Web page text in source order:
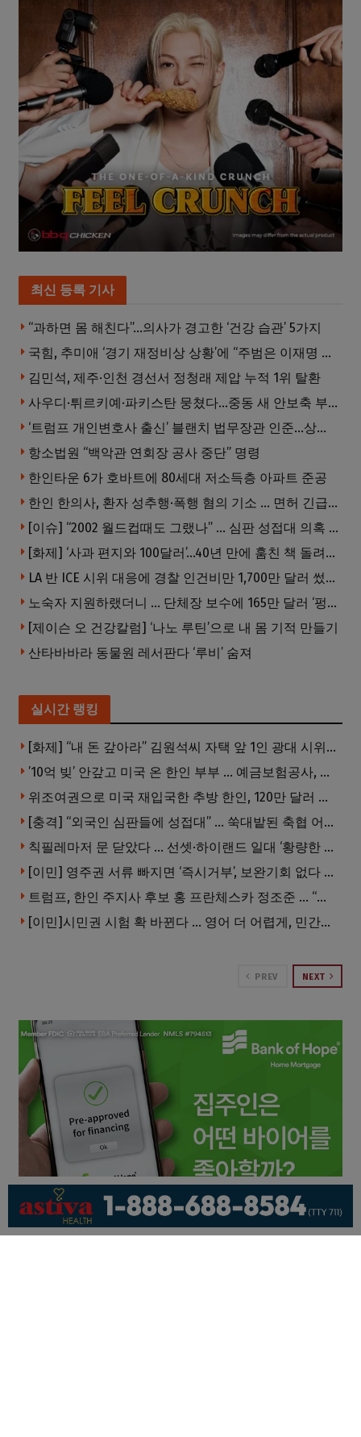
최신 등록 기사
“과하면 몸 해친다”…의사가 경고한 ‘건강 습관’ 5가지
국힘, 추미애 ‘경기 재정비상 상황’에 “주범은 이재명 전 지사”
김민석, 제주·인천 경선서 정청래 제압 누적 1위 탈환
사우디·튀르키예·파키스탄 뭉쳤다…중동 새 안보축 부상하나
‘트럼프 개인변호사 출신’ 블랜치 법무장관 인준…상원 50대49 가결
항소법원 “백악관 연회장 공사 중단” 명령
한인타운 6가 호바트에 80세대 저소득층 아파트 준공
한인 한의사, 환자 성추행·폭행 혐의 기소 … 면허 긴급정지
[이슈] “2002 월드컵때도 그랬나” … 심판 성접대 의혹 해외로 일파만파, 4강 신화까지 불똥
[화제] ‘사과 편지와 100달러’…40년 만에 훔친 책 돌려준 절도범
LA 반 ICE 시위 대응에 경찰 인건비만 1,700만 달러 썼다.
노숙자 지원하랬더니 … 단체장 보수에 165만 달러 ‘펑펑’
[제이슨 오 건강칼럼] ‘나노 루틴’으로 내 몸 기적 만들기
산타바바라 동물원 레서판다 ‘루비’ 숨져
실시간 랭킹
[화제] “내 돈 갚아라” 김원석씨 자택 앞 1인 광대 시위 … 한인 투자사, “108만 달러 못받아”
’10억 빚’ 안갚고 미국 온 한인 부부 … 예금보험공사, 미국서 소송
위조여권으로 미국 재입국한 추방 한인, 120만 달러 은행 사기 행각
[충격] “외국인 심판들에 성접대” … 쑥대밭된 축협 어디까지 추락하나
칙필레마저 문 닫았다 … 선셋·하이랜드 일대 ‘황량한 거리’로
[이민] 영주권 서류 빠지면 ‘즉시거부’, 보완기회 없다 … 이민심사 8월부터 확 바뀐다
트럼프, 한인 주지사 후보 홍 프란체스카 정조준 … “미치광이다”
[이민]시민권 시험 확 바뀐다 … 영어 더 어렵게, 민간시험 도입 추진
PREV NEXT